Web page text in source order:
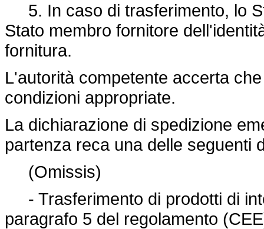
5. In caso di trasferimento, lo
Stato membro fornitore
fornitura.
L'autorità competente accerta
condizioni appropriate.
La dichiarazione di spedizione
partenza reca una delle seguenti
(Omissis)
- Trasferimento di prodotti di
paragrafo 5 del regolamento